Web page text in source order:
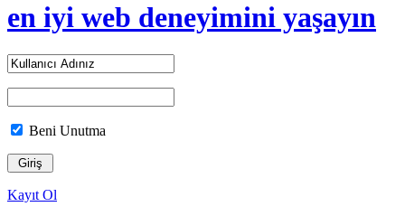
en iyi web deneyimini yaşayın
Beni Unutma
Kayıt Ol